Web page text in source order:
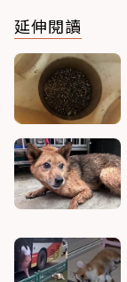
延伸閱讀